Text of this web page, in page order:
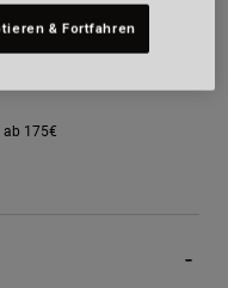
ab 175€
& Fortfahren